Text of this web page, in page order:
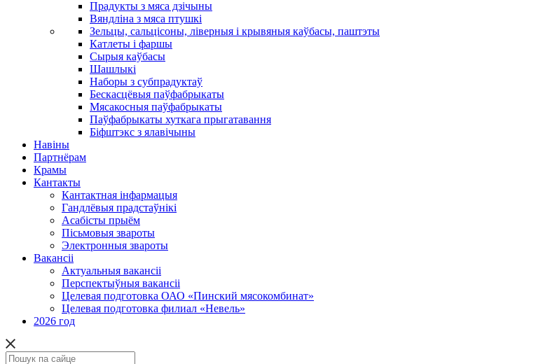
Прадукты з мяса дзічыны
Вяндліна з мяса птушкі
Зельцы, сальцісоны, ліверныя і крывяныя каўбасы, паштэты
Катлеты і фаршы
Сырыя каўбасы
Шашлыкі
Наборы з субпрадуктаў
Бескасцёвыя паўфабрыкаты
Мясакосныя паўфабрыкаты
Паўфабрыкаты хуткага прыгатавання
Біфштэкс з ялавічыны
Навіны
Партнёрам
Крамы
Кантакты
Кантактная інфармацыя
Гандлёвыя прадстаўнікі
Асабісты прыём
Пісьмовыя звароты
Электронныя звароты
Вакансіі
Актуальныя вакансіі
Перспектыўныя вакансіі
Целевая подготовка ОАО «Пинский мясокомбинат»
Целевая подготовка филиал «Невель»
2026 год